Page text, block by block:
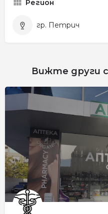
Регион
гр. Петрич
Вижте други